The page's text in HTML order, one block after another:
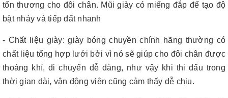
tổn thương cho đôi chân. Mũi giày có miếng đắp để tạo độ
bật nhảy và tiếp đất nhanh
- Chất liệu giày: giày bóng chuyền chính hãng thường có
chất liệu tổng hợp lưới bởi vì nó sẽ giúp cho đôi chân được
thoáng khí, di chuyển dễ dàng, như vậy khi thi đấu trong
thời gian dài, vận động viên cũng cảm thấy dễ chịu.